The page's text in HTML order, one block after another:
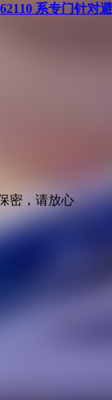
系专门针对
密，请放心